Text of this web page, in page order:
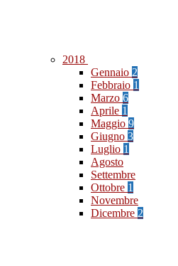
2018
Gennaio 2
Febbraio 1
Marzo 6
Aprile 1
Maggio 9
Giugno 3
Luglio 1
Agosto
Settembre
Ottobre 1
Novembre
Dicembre 2